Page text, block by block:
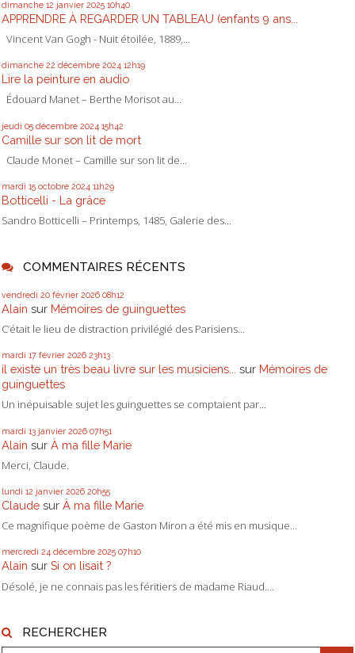
dimanche 12 janvier 2025 10h40
APPRENDRE À REGARDER UN TABLEAU (enfants 9 ans...
Vincent Van Gogh - Nuit étoilée, 1889,...
dimanche 22 décembre 2024 12h19
Lire la peinture en audio
Édouard Manet – Berthe Morisot au...
jeudi 05 décembre 2024 15h42
Camille sur son lit de mort
Claude Monet – Camille sur son lit de...
mardi 15 octobre 2024 11h29
Botticelli - La grâce
Sandro Botticelli – Printemps, 1485, Galerie des...
COMMENTAIRES RÉCENTS
vendredi 20 février 2026 08h12
Alain sur Mémoires de guinguettes
C’était le lieu de distraction privilégié des Parisiens...
mardi 17 février 2026 23h13
il existe un très beau livre sur les musiciens... sur Mémoires de
guinguettes
Un inépuisable sujet les guinguettes se comptaient par...
mardi 13 janvier 2026 07h51
Alain sur À ma fille Marie
Merci, Claude.
lundi 12 janvier 2026 20h55
Claude sur À ma fille Marie
Ce magnifique poème de Gaston Miron a été mis en musique...
mercredi 24 décembre 2025 07h10
Alain sur Si on lisait ?
Désolé, je ne connais pas les féritiers de madame Riaud....
RECHERCHER